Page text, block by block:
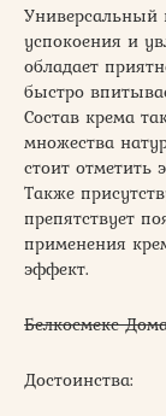
Универсальный
успокоения и
обладает
быстро
Состав крема
множества
стоит
Также
препятствует
применения
эффект.
Белкосмекс
Достоинства: